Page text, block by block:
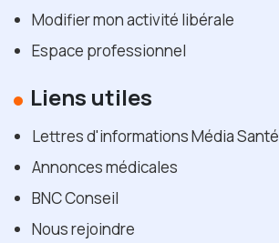
Modifier mon activité libérale
Espace professionnel
Liens utiles
Lettres d'informations Média Santé
Annonces médicales
BNC Conseil
Nous rejoindre